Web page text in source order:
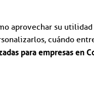
aprovechar su
cuándo
para empresas en